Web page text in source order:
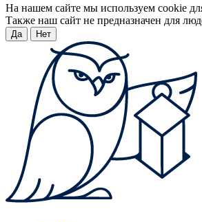
На нашем сайте мы используем cookie
Также наш сайт не предназначен для
Да Нет